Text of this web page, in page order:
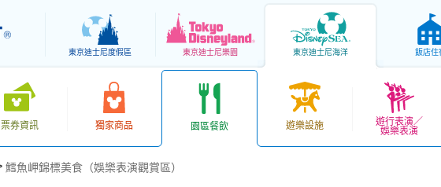
東京迪士尼度假區 東京迪士尼樂園 東京迪士尼海洋 飯店住
票券資訊 獨家商品 園區餐飲 遊樂設施
遊行表演／
娛樂表演
鱈魚岬錦標美食（娛樂表演觀賞區）